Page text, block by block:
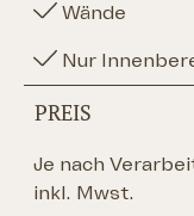
Wände
Nur
PREIS
Je nach
inkl. Mwst.